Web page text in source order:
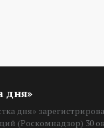
дня»
дня»
(Роскомнадзор) 30